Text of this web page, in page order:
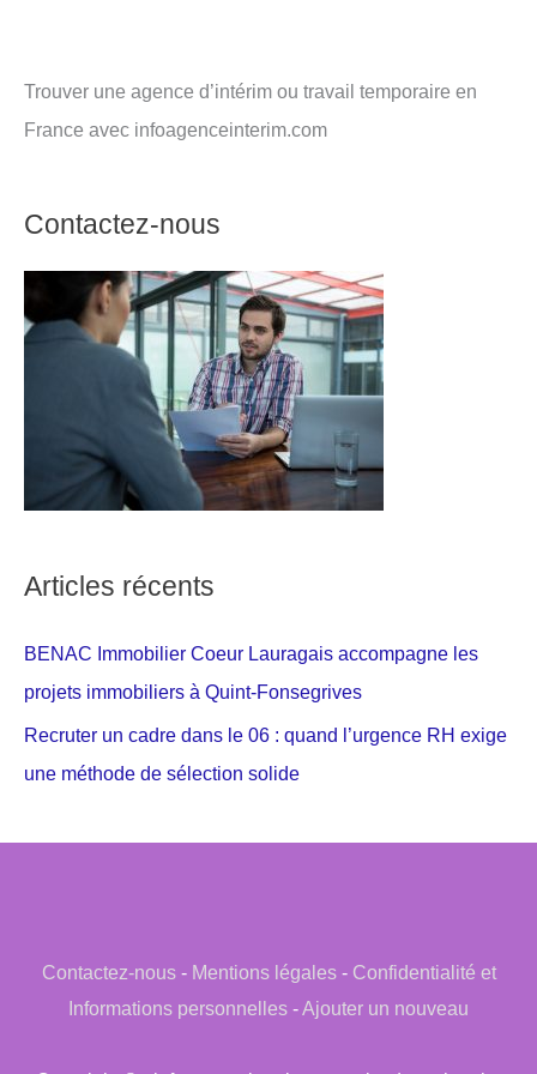
Trouver une agence d’intérim ou travail temporaire en
France avec infoagenceinterim.com
Contactez-nous
Articles récents
BENAC Immobilier Coeur Lauragais accompagne les
projets immobiliers à Quint-Fonsegrives
Recruter un cadre dans le 06 : quand l’urgence RH exige
une méthode de sélection solide
Contactez-nous- Mentions légales- Confidentialité et
Informations personnelles -Ajouter un nouveau